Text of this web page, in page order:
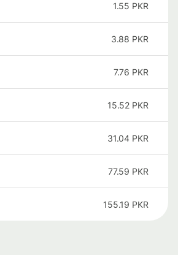
1.55 PKR
3.88 PKR
7.76 PKR
15.52 PKR
31.04 PKR
77.59 PKR
155.19 PKR